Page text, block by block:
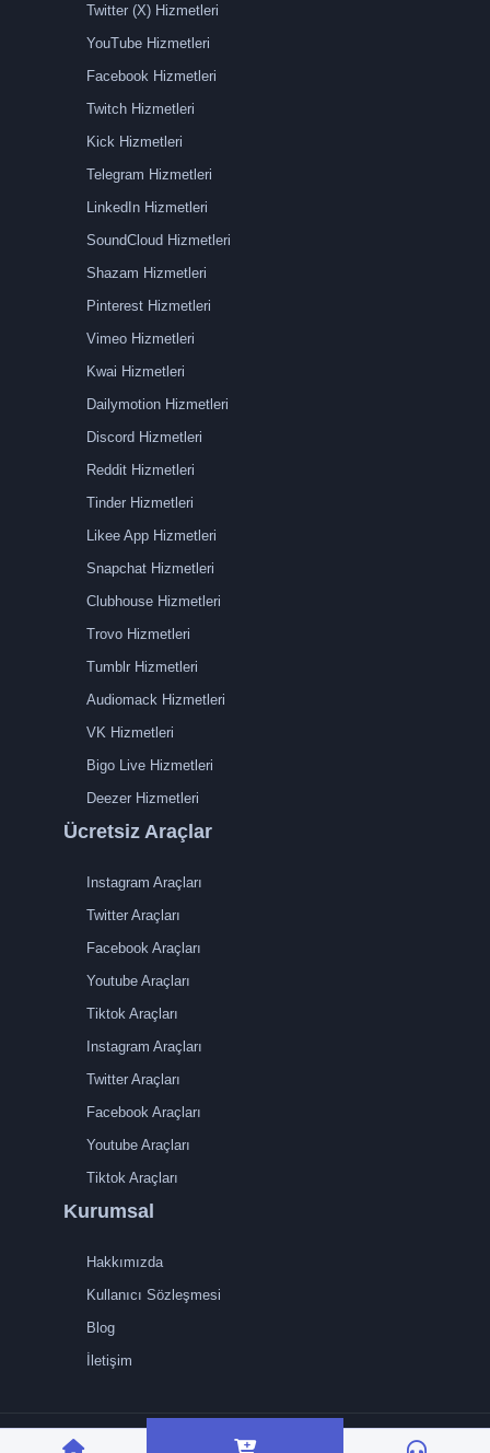
Twitter (X) Hizmetleri
YouTube Hizmetleri
Facebook Hizmetleri
Twitch Hizmetleri
Kick Hizmetleri
Telegram Hizmetleri
LinkedIn Hizmetleri
SoundCloud Hizmetleri
Shazam Hizmetleri
Pinterest Hizmetleri
Vimeo Hizmetleri
Kwai Hizmetleri
Dailymotion Hizmetleri
Discord Hizmetleri
Reddit Hizmetleri
Tinder Hizmetleri
Likee App Hizmetleri
Snapchat Hizmetleri
Clubhouse Hizmetleri
Trovo Hizmetleri
Tumblr Hizmetleri
Audiomack Hizmetleri
VK Hizmetleri
Bigo Live Hizmetleri
Deezer Hizmetleri
Ücretsiz Araçlar
Instagram Araçları
Twitter Araçları
Facebook Araçları
Youtube Araçları
Tiktok Araçları
Instagram Araçları
Twitter Araçları
Facebook Araçları
Youtube Araçları
Tiktok Araçları
Kurumsal
Hakkımızda
Kullanıcı Sözleşmesi
Blog
İletişim
TRMedya 2026 © Tüm